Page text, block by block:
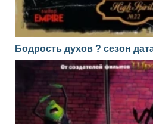
Бодрость духов ? сезон